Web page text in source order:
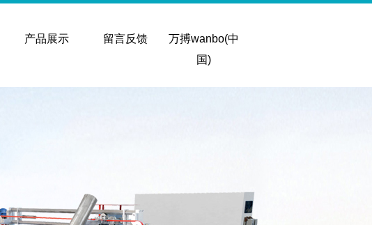
产品展示 留言反馈
万搏wanbo(中
国)